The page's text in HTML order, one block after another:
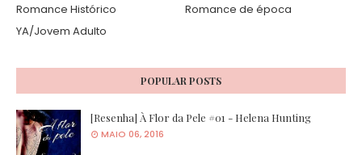
Romance Histórico
Romance de época
YA/Jovem Adulto
POPULAR POSTS
[Resenha] À Flor da Pele #01 - Helena Hunting
MAIO 06, 2016